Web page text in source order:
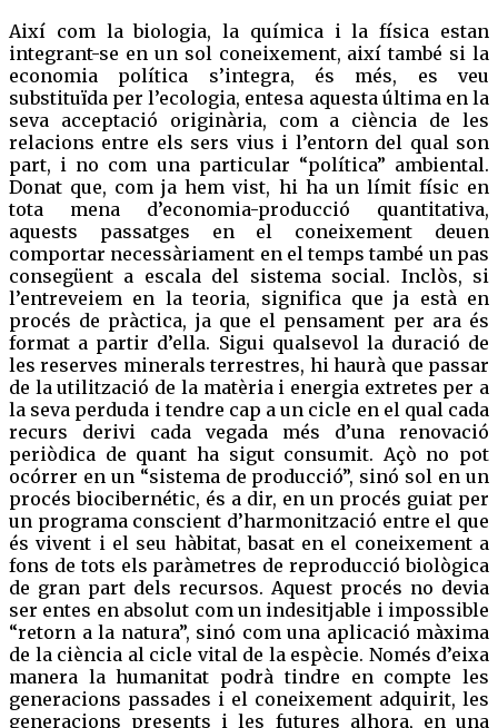
Així com la biologia, la química i la física estan
integrant-se en un sol coneixement, així també si la
economia política s’integra, és més, es veu
substituïda per l’ecologia, entesa aquesta última en la
seva acceptació originària, com a ciència de les
relacions entre els sers vius i l’entorn del qual son
part, i no com una particular “política” ambiental.
Donat que, com ja hem vist, hi ha un límit físic en
tota mena d’economia-producció quantitativa,
aquests passatges en el coneixement deuen
comportar necessàriament en el temps també un pas
consegüent a escala del sistema social. Inclòs, si
l’entreveiem en la teoria, significa que ja està en
procés de pràctica, ja que el pensament per ara és
format a partir d’ella. Sigui qualsevol la duració de
les reserves minerals terrestres, hi haurà que passar
de la utilització de la matèria i energia extretes per a
la seva perduda i tendre cap a un cicle en el qual cada
recurs derivi cada vegada més d’una renovació
periòdica de quant ha sigut consumit. Açò no pot
ocórrer en un “sistema de producció”, sinó sol en un
procés biocibernétic, és a dir, en un procés guiat per
un programa conscient d’harmonització entre el que
és vivent i el seu hàbitat, basat en el coneixement a
fons de tots els paràmetres de reproducció biològica
de gran part dels recursos. Aquest procés no devia
ser entes en absolut com un indesitjable i impossible
“retorn a la natura”, sinó com una aplicació màxima
de la ciència al cicle vital de la espècie. Només d’eixa
manera la humanitat podrà tindre en compte les
generacions passades i el coneixement adquirit, les
generacions presents i les futures alhora, en una